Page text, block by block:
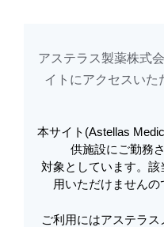
アステラスメディカルネットでは
Cookieを利用してアクセスデー
役立つテンプ
アステラス製薬株式
イトに​アクセスいた
本サイト(Astellas
供施設にご勤務
対象としています。該
用いただけませんの
ご利用にはアステラス